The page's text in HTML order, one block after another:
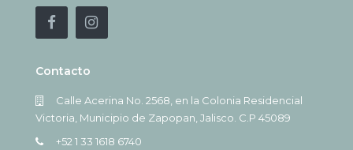
Contacto
Calle Acerina No. 2568, en la Colonia Residencial
Victoria, Municipio de Zapopan, Jalisco. C.P 45089
+52 1 33 1618 6740